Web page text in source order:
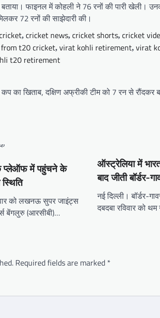
बताया। फाइनल में कोहली ने 76 रनों की पारी
72 रनों की साझेदारी की।
, cricket news, cricket shorts, cricket
t20 cricket, virat kohli retirement, virat
t20 retirement
का खिताब, दक्षिण अफ्रीकी टीम को 7 रन से रौंदकर
प्लेऑफ में पहुंचने के
को लखनऊ सुपर जाइंट्स
बेंगलुरु (आरसीबी)…
ऑस्ट्रेलिया में
बाद जीती बॉर्डर-
नई दिल्ली। बॉर्डर-
दबदबा रविवार को
Required fields are marked *